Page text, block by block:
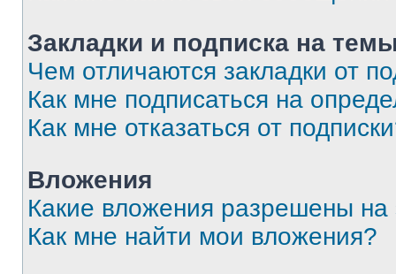
Закладки и подписка на
Чем отличаются закладки от
Как мне подписаться на
Как мне отказаться от
Вложения
Какие вложения разрешены
Как мне найти мои вложения?